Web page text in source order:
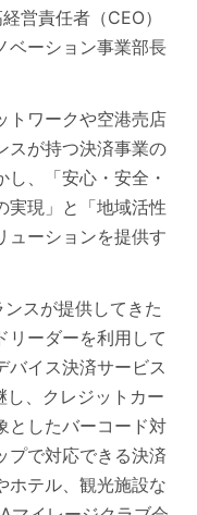
営責任者（CEO）
ベーション事業部長
トワークや空港売店
スが持つ決済事業の
、「安心・安全・
実現」と「地域活性
ューションを提供す
スが提供してきた
リーダーを利用して
バイス決済サービス
し、クレジットカー
としたバーコード対
プで対応できる決済
ホテル、観光施設な